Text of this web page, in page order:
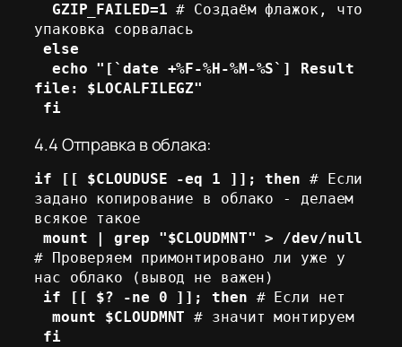
  GZIP_FAILED=1
# Создаём флажок, что
упаковка сорвалась
else
file: $LOCALFILEGZ"
fi
4.4 Отправка в облака:
if [[ $CLOUDUSE -eq 1 ]]; then # Если
задано копирование в облако - делаем
mount | grep "$CLOUDMNT" > /dev/null
# Проверяем примонтировано ли уже у
нас облако (вывод не важен)
if [[ $? -ne 0 ]]; then # Если нет
mount $CLOUDMNT # значит монтируем
fi